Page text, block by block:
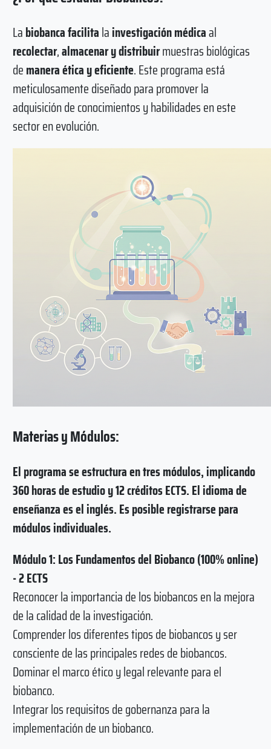
Labiobanca facilitalainvestigación médicaal
recolectar,almacenar y distribuirmuestras biológicas
demanera ética y eficiente. Este programa está
meticulosamente diseñado para promover la
adquisición de conocimientos y habilidades en este
sector en evolución.
Materias y Módulos:
El programa se estructura en tres módulos, implicando
360 horas de estudio y 12 créditos ECTS. El idioma de
enseñanza es el inglés. Es posible registrarse para
módulos individuales.
Módulo 1: Los Fundamentos del Biobanco (100% online)
- 2 ECTS
Reconocer la importancia de los biobancos en la mejora
de la calidad de la investigación.
Comprender los diferentes tipos de biobancos y ser
consciente de las principales redes de biobancos.
Dominar el marco ético y legal relevante para el
biobanco.
Integrar los requisitos de gobernanza para la
implementación de un biobanco.